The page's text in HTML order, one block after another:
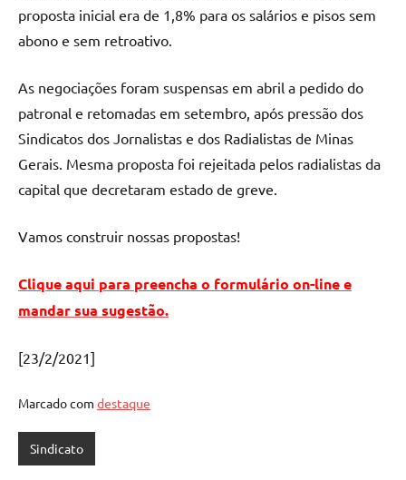
proposta inicial era de 1,8% para os salários e pisos sem
abono e sem retroativo.
As negociações foram suspensas em abril a pedido do
patronal e retomadas em setembro, após pressão dos
Sindicatos dos Jornalistas e dos Radialistas de Minas
Gerais. Mesma proposta foi rejeitada pelos radialistas da
capital que decretaram estado de greve.
Vamos construir nossas propostas!
Clique aqui para preencha o formulário on-line e
mandar sua sugestão.
[23/2/2021]
Marcado com destaque
Sindicato